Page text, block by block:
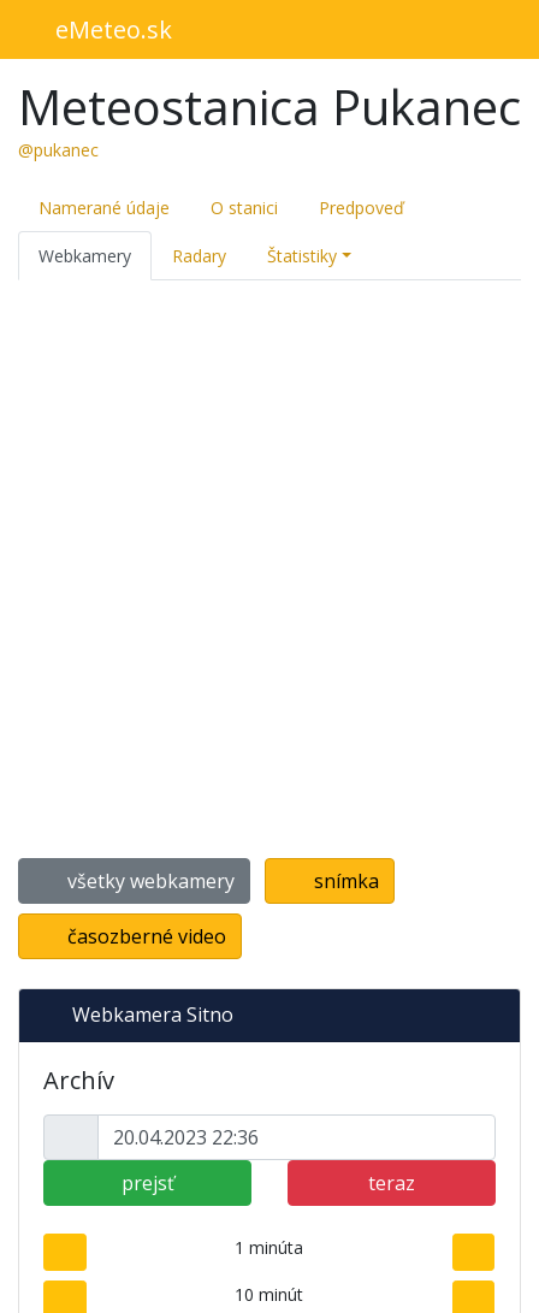
eMeteo.sk
Meteostanica Pukanec
@pukanec
Namerané údaje O stanici Predpoveď
Webkamery Radary Štatistiky
všetky webkamery snímka
časozberné video
Webkamera Sitno
Archív
prejsť teraz
1 minúta
10 minút